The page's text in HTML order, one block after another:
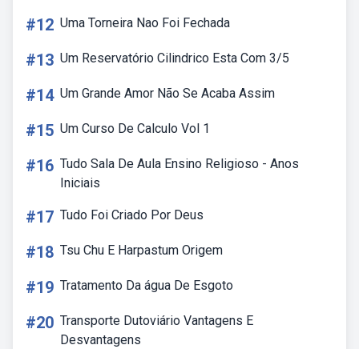
#12 Uma Torneira Nao Foi Fechada
#13 Um Reservatório Cilindrico Esta Com 3/5
#14 Um Grande Amor Não Se Acaba Assim
#15 Um Curso De Calculo Vol 1
#16 Tudo Sala De Aula Ensino Religioso - Anos
Iniciais
#17 Tudo Foi Criado Por Deus
#18 Tsu Chu E Harpastum Origem
#19 Tratamento Da água De Esgoto
#20 Transporte Dutoviário Vantagens E
Desvantagens